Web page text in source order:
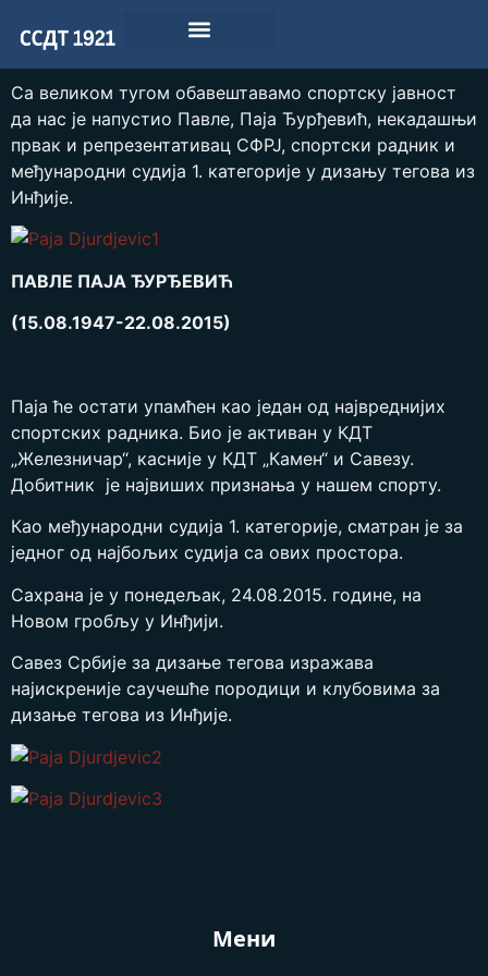
Са великом тугом обавештавамо спортску јавност
да нас је напустио Павле, Паја Ђурђевић, некадашњи
првак и репрезентативац СФРЈ, спортски радник и
међународни судија 1. категорије у дизању тегова из
Инђије.
ПАВЛЕ ПАЈА ЂУРЂЕВИЋ
(15.08.1947-22.08.2015)
Паја ће остати упамћен као један од највреднијих
спортских радника. Био је активан у КДТ
„Железничар“, касније у КДТ „Камен“ и Савезу.
Добитник је највиших признања у нашем спорту.
Као међународни судија 1. категорије, сматран је за
једног од најбољих судија са ових простора.
Сахрана је у понедељак, 24.08.2015. године, на
Новом гробљу у Инђији.
Савез Србије за дизање тегова изражава
најискреније саучешће породици и клубовима за
дизање тегова из Инђије.
Мени